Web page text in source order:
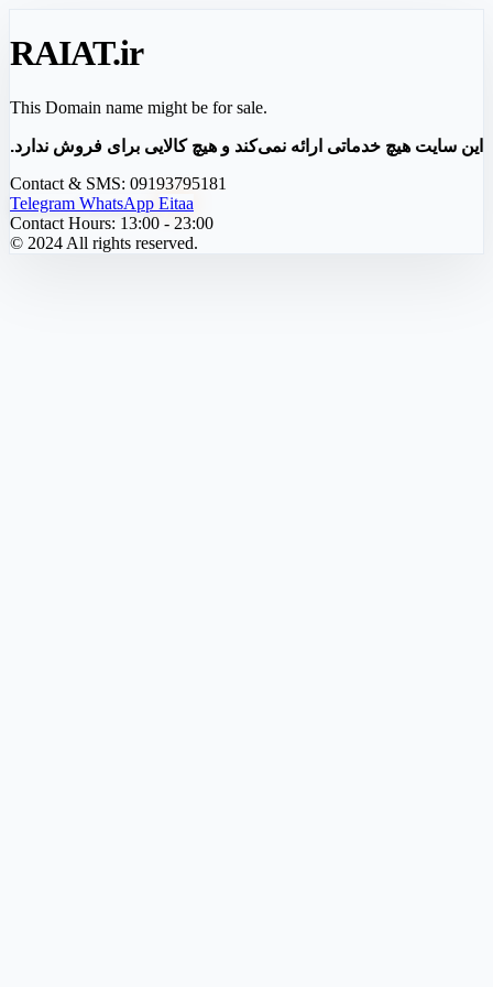
RAIAT.ir
This Domain name might be for sale.
این سایت هیچ خدماتی ارائه نمی‌کند و هیچ کالایی برای فروش ندارد.
Contact & SMS: 09193795181
Telegram WhatsApp Eitaa
Contact Hours: 13:00 - 23:00
© 2024 All rights reserved.